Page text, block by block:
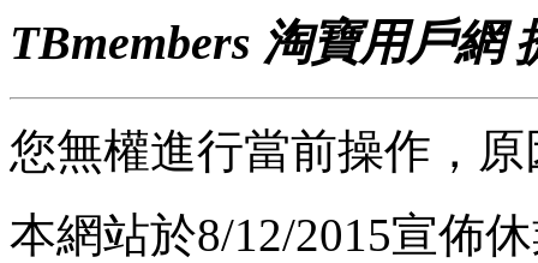
TBmembers 淘寶用戶網
您無權進行當前操作，
本網站於8/12/2015宣佈